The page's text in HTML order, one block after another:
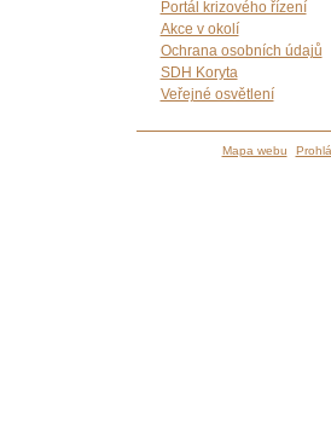
Portál krizového řízení
Akce v okolí
Ochrana osobních údajů
SDH Koryta
Veřejné osvětlení
Mapa webu